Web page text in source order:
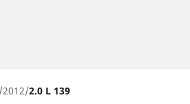
2012 2.0 L 139